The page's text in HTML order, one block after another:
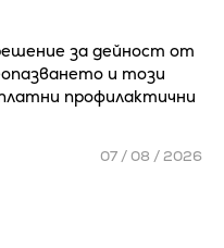
за дейност от
и този
профилактични
07 / 08 / 2026